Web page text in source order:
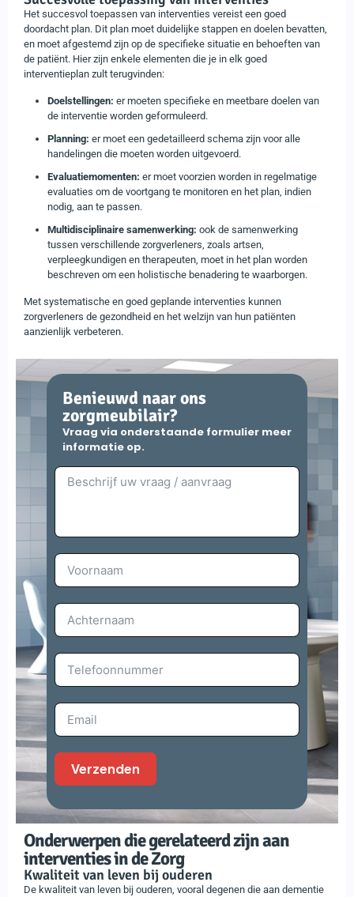
Het succesvol toepassen van interventies vereist een goed
doordacht plan. Dit plan moet duidelijke stappen en doelen bevatten,
en moet afgestemd zijn op de specifieke situatie en behoeften van
de patiënt. Hier zijn enkele elementen die je in elk goed
interventieplan zult terugvinden:
Doelstellingen: er moeten specifieke en meetbare doelen van
de interventie worden geformuleerd.
Planning: er moet een gedetailleerd schema zijn voor alle
handelingen die moeten worden uitgevoerd.
Evaluatiemomenten: er moet voorzien worden in regelmatige
evaluaties om de voortgang te monitoren en het plan, indien
nodig, aan te passen.
Multidisciplinaire samenwerking: ook de samenwerking
tussen verschillende zorgverleners, zoals artsen,
verpleegkundigen en therapeuten, moet in het plan worden
beschreven om een holistische benadering te waarborgen.
Met systematische en goed geplande interventies kunnen
zorgverleners de gezondheid en het welzijn van hun patiënten
aanzienlijk verbeteren.
Benieuwd naar ons
zorgmeubilair?
Vraag via onderstaande formulier meer
informatie op.
Verzenden
Onderwerpen die gerelateerd zijn aan
interventies in de Zorg
Kwaliteit van leven bij ouderen
De kwaliteit van leven bij ouderen, vooral degenen die aan dementie